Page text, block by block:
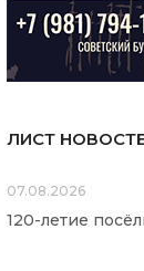
ЛИСТ
07.08.2026
120-летие